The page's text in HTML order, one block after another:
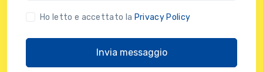
Ho letto e accettato la Privacy Policy
Invia messaggio